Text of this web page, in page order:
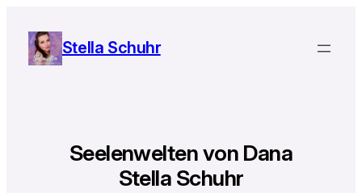
Stella Schuhr
Seelenwelten von Dana
Stella Schuhr